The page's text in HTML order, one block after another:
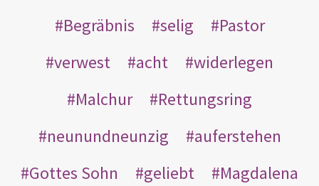
Begräbnis
selig
Pastor
verwest
acht
widerlegen
Malchur
Rettungsring
neunundneunzig
auferstehen
Gottes Sohn
geliebt
Magdalena